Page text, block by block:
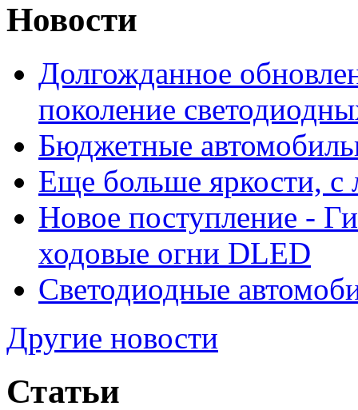
Новости
Долгожданное
поколение
Бюджетные
Еще больше яркости,
Новое поступление -
ходовые огни DLED
Светодиодные
Другие новости
Статьи